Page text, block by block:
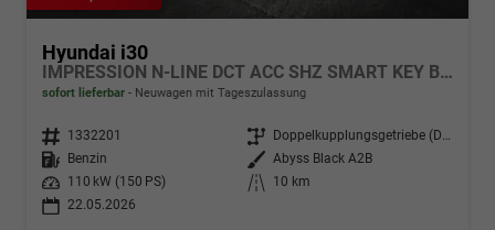
Hyundai i30
IMPRESSION N-LINE DCT ACC SHZ SMART KEY BSD MEMORY
sofort lieferbar Neuwagen mit Tageszulassung
Fahrzeugnr. 1332201 Getriebe
Doppelkupplungsgetriebe (DSG)
Kraftstoff
Benzin Außenfarbe Abyss Black A2B
Leistung
110 kW (150 PS) Kilometerstand
10 km
22.05.2026